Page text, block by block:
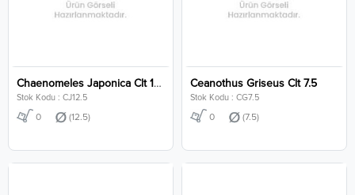
Chaenomeles Japonica Clt 12.5
Stok Kodu : CJ12.5
0 (12.5)
Ceanothus Griseus Clt 7.5
Stok Kodu : CG7.5
0 (7.5)